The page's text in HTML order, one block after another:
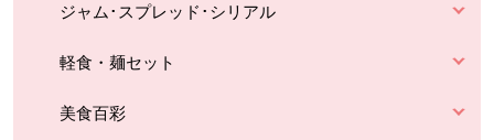
ジャム･スプレッド･シリアル
軽食・麺セット
美食百彩